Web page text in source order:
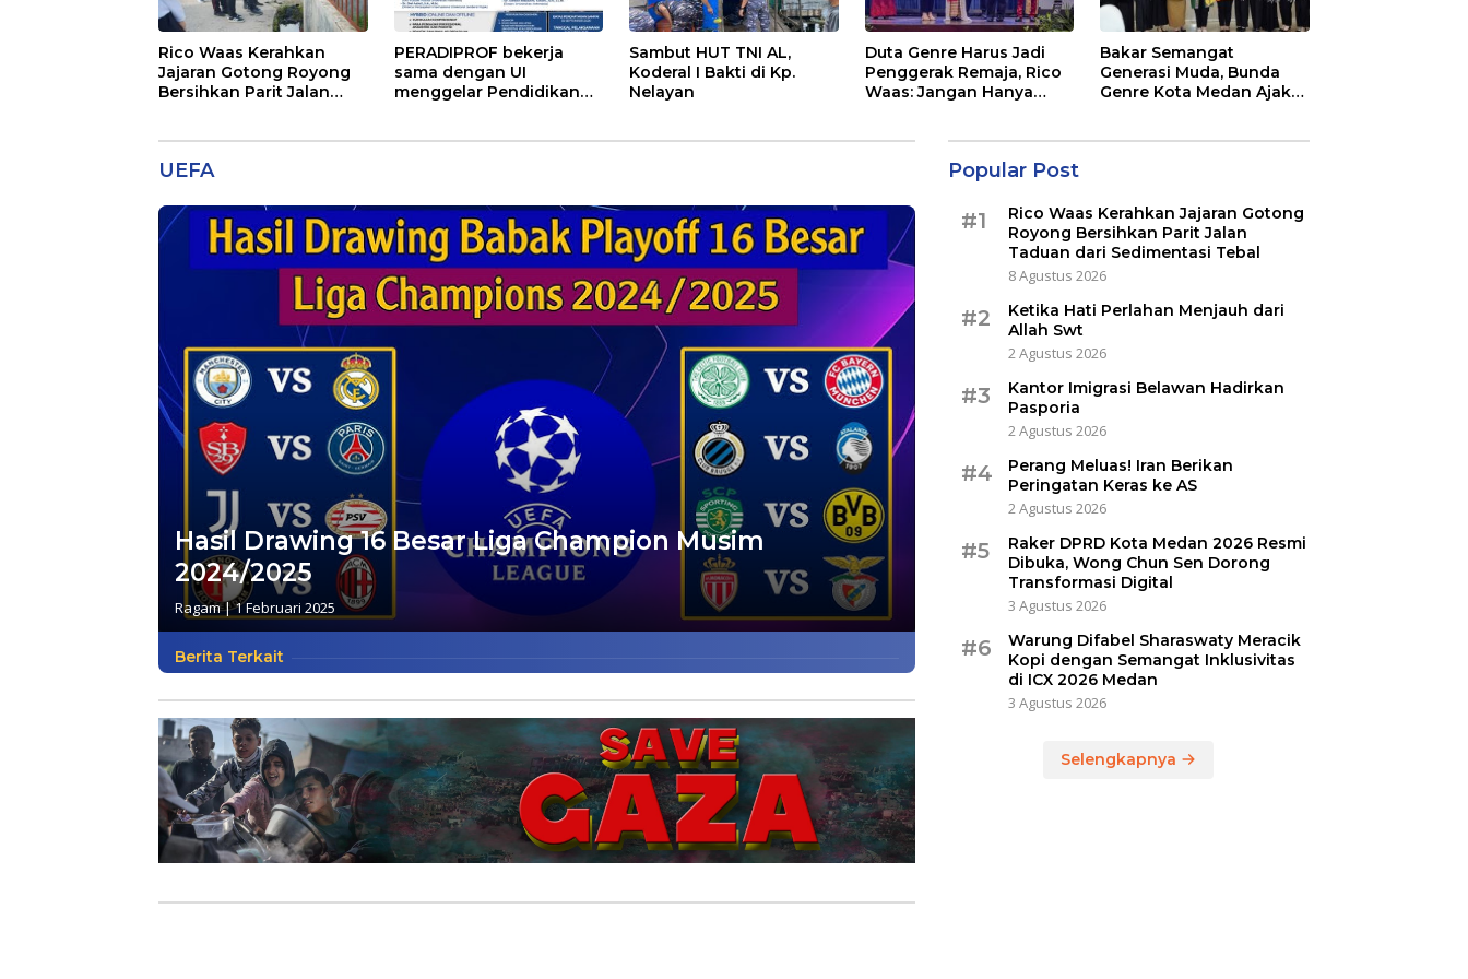
Rico Waas Kerahkan
Jajaran Gotong Royong
Bersihkan Parit Jalan
PERADIPROF bekerja
sama dengan UI
menggelar Pendidikan
Sambut HUT TNI AL,
Koderal I Bakti di Kp.
Nelayan
Duta Genre Harus Jadi
Penggerak Remaja, Rico
Waas: Jangan Hanya
Bakar Semangat
Generasi Muda, Bunda
Genre Kota Medan Ajak
UEFA
Hasil Drawing 16 Besar Liga Champion Musim
2024/2025
Ragam|1 Februari 2025
Berita Terkait
Popular Post
#1
Rico Waas Kerahkan Jajaran Gotong
Royong Bersihkan Parit Jalan
Taduan dari Sedimentasi Tebal
8 Agustus 2026
#2
Ketika Hati Perlahan Menjauh dari
Allah Swt
2 Agustus 2026
#3
Kantor Imigrasi Belawan Hadirkan
Pasporia
2 Agustus 2026
#4
Perang Meluas! Iran Berikan
Peringatan Keras ke AS
2 Agustus 2026
#5
Raker DPRD Kota Medan 2026 Resmi
Dibuka, Wong Chun Sen Dorong
Transformasi Digital
3 Agustus 2026
#6
Warung Difabel Sharaswaty Meracik
Kopi dengan Semangat Inklusivitas
di ICX 2026 Medan
3 Agustus 2026
Selengkapnya